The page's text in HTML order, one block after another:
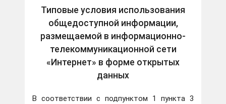
Типовые условия использования
общедоступной информации,
размещаемой в информационно-
телекоммуникационной сети
«Интернет» в форме открытых
данных
В соответствии с подпунктом 1 пункта 3